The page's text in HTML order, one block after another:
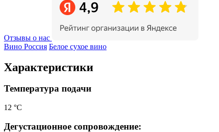
Отзывы о нас
Вино Россия Белое сухое вино
Характеристики
Температура подачи
12 °С
Дегустационное сопровождение: